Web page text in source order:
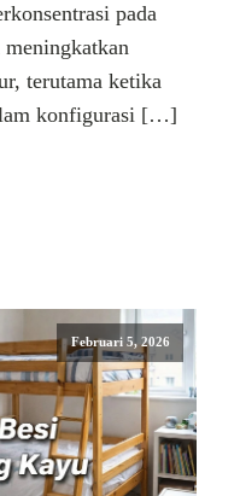
pada
terutama ketika
konfigurasi […]
Februari 5, 2026